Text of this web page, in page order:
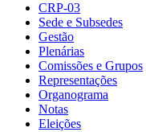
CRP-03
Sede e Subsedes
Gestão
Plenárias
Comissões e Grupos
Representações
Organograma
Notas
Eleições